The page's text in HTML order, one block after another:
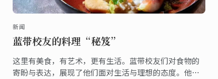
新闻
蓝带校友的料理“秘笈”
这里有美食，有艺术，更有生活。蓝带校友们对食物的
寄盼与表达，展现了他们面对生活与理想的态度。他们